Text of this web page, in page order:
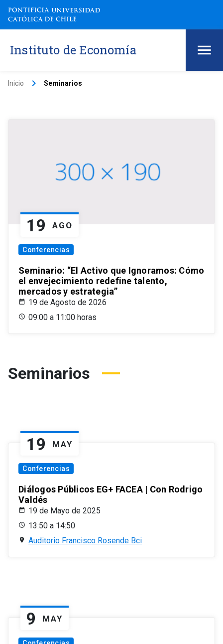
Instituto de Economía
Inicio keyboard_arrow_right Seminarios
19 AGO
Conferencias
Seminario: “El Activo que Ignoramos: Cómo
el envejecimiento redefine talento,
mercados y estrategia”
19 de Agosto de 2026
09:00 a 11:00 horas
Seminarios
19 MAY
Conferencias
Diálogos Públicos EG+ FACEA | Con Rodrigo
Valdés
19 de Mayo de 2025
13:50 a 14:50
Auditorio Francisco Rosende Bci
9 MAY